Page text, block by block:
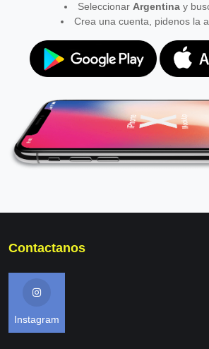
Seleccionar Argentina y
Crea una cuenta, pidenos la
Contactanos
Instagram